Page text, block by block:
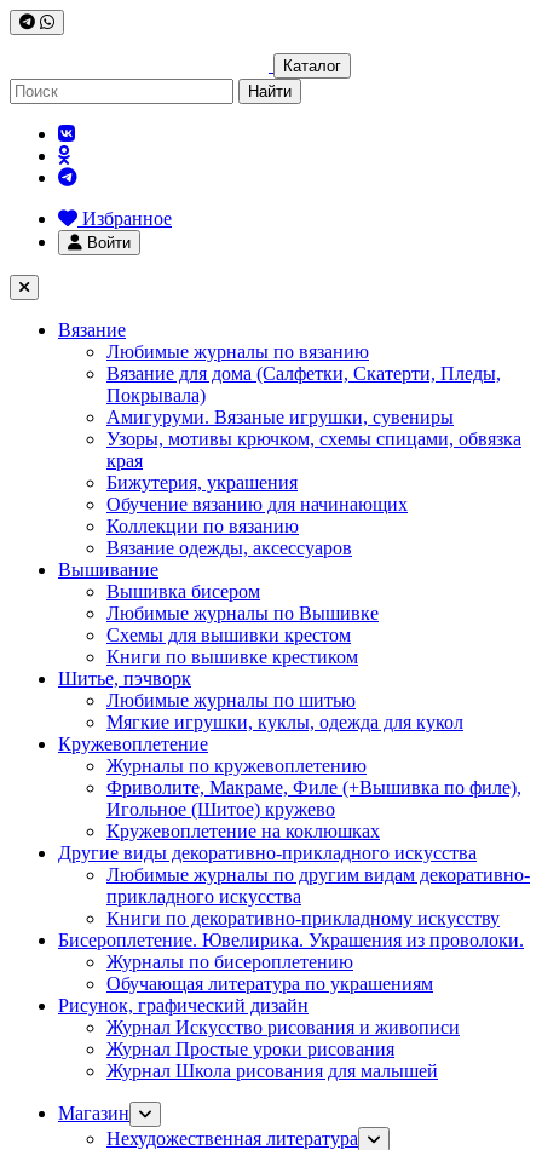
Каталог
Найти
Избранное
Войти
Вязание
Любимые журналы по вязанию
Вязание для дома (Салфетки, Скатерти, Пледы,
Покрывала)
Амигуруми. Вязаные игрушки, сувениры
Узоры, мотивы крючком, схемы спицами, обвязка
края
Бижутерия, украшения
Обучение вязанию для начинающих
Коллекции по вязанию
Вязание одежды, аксессуаров
Вышивание
Вышивка бисером
Любимые журналы по Вышивке
Схемы для вышивки крестом
Книги по вышивке крестиком
Шитье, пэчворк
Любимые журналы по шитью
Мягкие игрушки, куклы, одежда для кукол
Кружевоплетение
Журналы по кружевоплетению
Фриволите, Макраме, Филе (+Вышивка по филе),
Игольное (Шитое) кружево
Кружевоплетение на коклюшках
Другие виды декоративно-прикладного искусства
Любимые журналы по другим видам декоративно-
прикладного искусства
Книги по декоративно-прикладному искусству
Бисероплетение. Ювелирика. Украшения из проволоки.
Журналы по бисероплетению
Обучающая литература по украшениям
Рисунок, графический дизайн
Журнал Искусство рисования и живописи
Журнал Простые уроки рисования
Журнал Школа рисования для малышей
Магазин
Нехудожественная литература